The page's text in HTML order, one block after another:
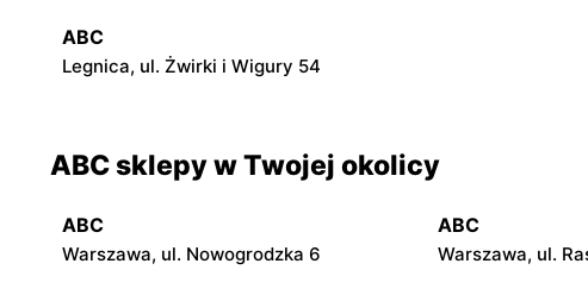
ABC
Legnica, ul. Żwirki i Wigury 54
ABC sklepy w Twojej okolicy
ABC
Warszawa, ul. Nowogrodzka 6
ABC
Warszawa, ul.